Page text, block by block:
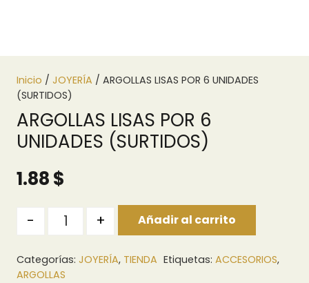
Inicio / JOYERÍA / ARGOLLAS LISAS POR 6 UNIDADES
(SURTIDOS)
ARGOLLAS LISAS POR 6
UNIDADES (SURTIDOS)
1.88$
- + Añadir al carrito
Categorías: JOYERÍA, TIENDA Etiquetas: ACCESORIOS,
ARGOLLAS